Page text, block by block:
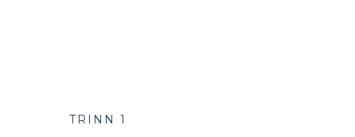
TRINN 1